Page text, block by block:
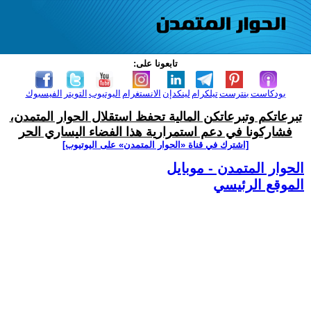
تابعونا على:
الفيسبوك التويتر اليوتيوب الانستغرام لينكدإن تيلكرامبنترست بودكاست
تبرعاتكم وتبرعاتكن المالية تحفظ استقلال الحوار المتمدن،
فشاركونا في دعم استمرارية هذا الفضاء اليساري الحر
[اشترك في قناة ‫«الحوار المتمدن» على اليوتيوب]
الحوار المتمدن - موبايل
الموقع الرئيسي